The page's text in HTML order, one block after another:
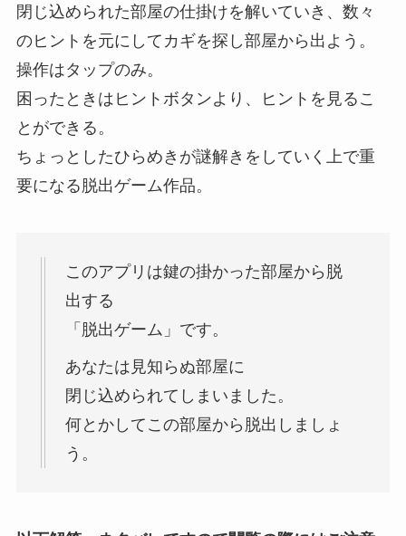
閉じ込められた部屋の仕掛けを解いていき、数々
のヒントを元にしてカギを探し部屋から出よう。
操作はタップのみ。
困ったときはヒントボタンより、ヒントを見るこ
とができる。
ちょっとしたひらめきが謎解きをしていく上で重
要になる脱出ゲーム作品。
このアプリは鍵の掛かった部屋から脱
出する
「脱出ゲーム」です。
あなたは見知らぬ部屋に
閉じ込められてしまいました。
何とかしてこの部屋から脱出しましょ
う。